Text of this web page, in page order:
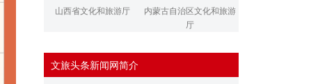
山西省文化和旅游厅
内蒙古自治区文化和旅游
厅
浙江省文化和旅游厅
文旅头条新闻网简介